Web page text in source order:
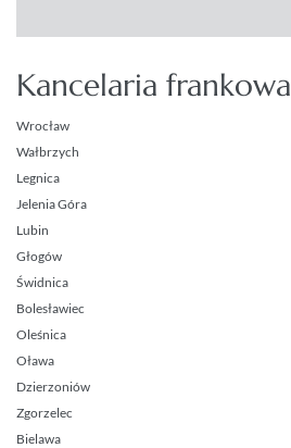
Kancelaria frankowa
Wrocław
Wałbrzych
Legnica
Jelenia Góra
Lubin
Głogów
Świdnica
Bolesławiec
Oleśnica
Oława
Dzierzoniów
Zgorzelec
Bielawa